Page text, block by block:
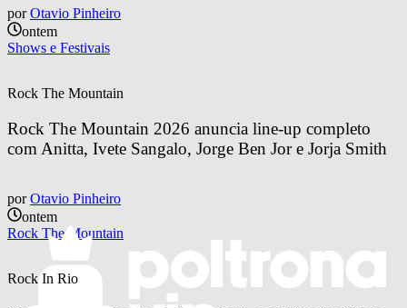
por Otavio Pinheiro
ontem
Shows e Festivais
Rock The Mountain
Rock The Mountain 2026 anuncia line-up completo
com Anitta, Ivete Sangalo, Jorge Ben Jor e Jorja Smith
por Otavio Pinheiro
ontem
Rock The Mountain
Rock In Rio